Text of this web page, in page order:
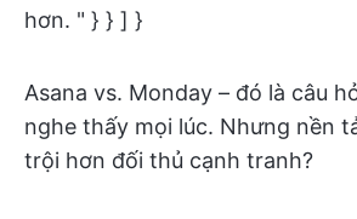
hơn. " } } ] }
Asana vs. Monday – đó là câu
nghe thấy mọi lúc. Nhưng nền
trội hơn đối thủ cạnh tranh?